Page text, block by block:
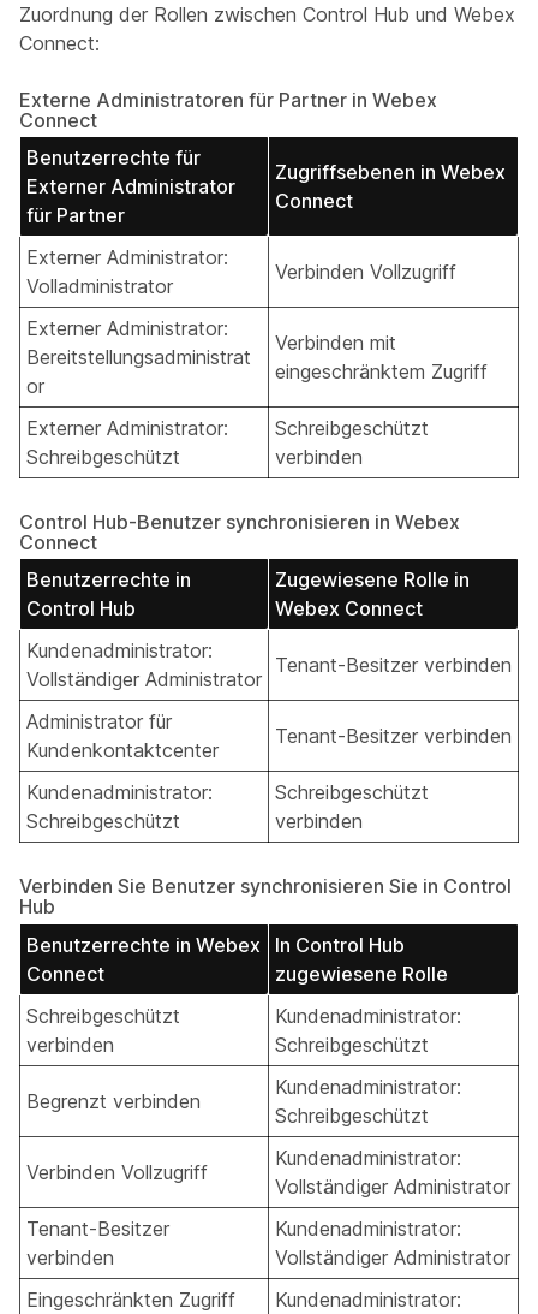
Zuordnung der Rollen zwischen Control Hub und Webex
Connect:
Externe Administratoren für Partner in Webex
Connect
Benutzerrechte für
Externer Administrator
für Partner
Zugriffsebenen in Webex
Connect
Externer Administrator:
Volladministrator
Verbinden Vollzugriff
Externer Administrator:
Bereitstellungsadministrat
or
Verbinden mit
eingeschränktem Zugriff
Externer Administrator:
Schreibgeschützt
Schreibgeschützt
verbinden
Control Hub-Benutzer synchronisieren in Webex
Connect
Benutzerrechte in
Control Hub
Zugewiesene Rolle in
Webex Connect
Kundenadministrator:
Vollständiger Administrator
Tenant-Besitzer verbinden
Administrator für
Kundenkontaktcenter
Tenant-Besitzer verbinden
Kundenadministrator:
Schreibgeschützt
Schreibgeschützt
verbinden
Verbinden Sie Benutzer synchronisieren Sie in Control
Hub
Benutzerrechte in Webex
Connect
In Control Hub
zugewiesene Rolle
Schreibgeschützt
verbinden
Kundenadministrator:
Schreibgeschützt
Begrenzt verbinden
Kundenadministrator:
Schreibgeschützt
Verbinden Vollzugriff
Kundenadministrator:
Vollständiger Administrator
Tenant-Besitzer
verbinden
Kundenadministrator:
Vollständiger Administrator
Eingeschränkten Zugriff
Kundenadministrator: